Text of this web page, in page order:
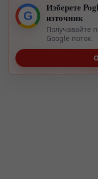
G
Изберете
източник
Получавайте
Google поток.